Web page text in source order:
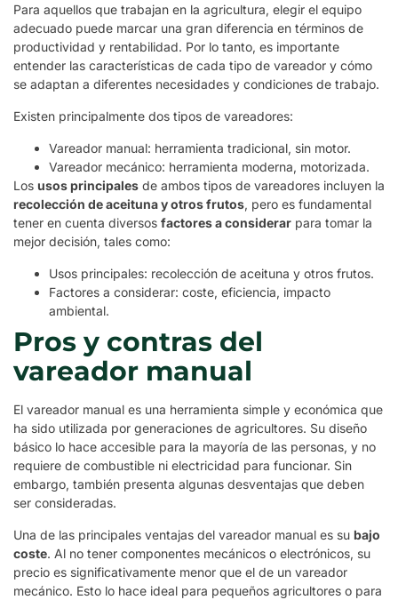
Para aquellos que trabajan en la agricultura, elegir el equipo
adecuado puede marcar una gran diferencia en términos de
productividad y rentabilidad. Por lo tanto, es importante
entender las características de cada tipo de vareador y cómo
se adaptan a diferentes necesidades y condiciones de trabajo.
Existen principalmente dos tipos de vareadores:
Vareador manual: herramienta tradicional, sin motor.
Vareador mecánico: herramienta moderna, motorizada.
Los usos principales de ambos tipos de vareadores incluyen la
recolección de aceituna y otros frutos, pero es fundamental
tener en cuenta diversos factores a considerar para tomar la
mejor decisión, tales como:
Usos principales: recolección de aceituna y otros frutos.
Factores a considerar: coste, eficiencia, impacto
ambiental.
Pros y contras del
vareador manual
El vareador manual es una herramienta simple y económica que
ha sido utilizada por generaciones de agricultores. Su diseño
básico lo hace accesible para la mayoría de las personas, y no
requiere de combustible ni electricidad para funcionar. Sin
embargo, también presenta algunas desventajas que deben
ser consideradas.
Una de las principales ventajas del vareador manual es su bajo
coste. Al no tener componentes mecánicos o electrónicos, su
precio es significativamente menor que el de un vareador
mecánico. Esto lo hace ideal para pequeños agricultores o para